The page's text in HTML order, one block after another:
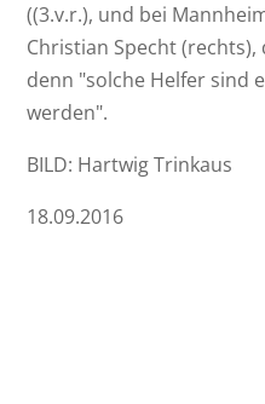
((3.v.r.), und bei
Christian Specht
denn "solche Helfer sind
werden".
BILD: Hartwig Trinkaus
18.09.2016